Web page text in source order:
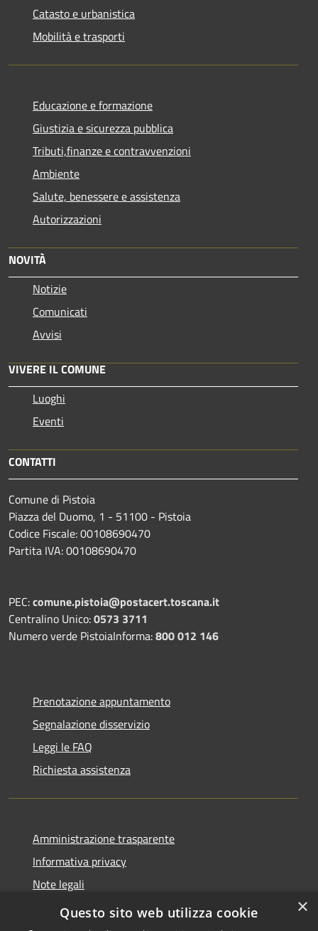
Catasto e urbanistica
Mobilità e trasporti
Educazione e formazione
Giustizia e sicurezza pubblica
Tributi,finanze e contravvenzioni
Ambiente
Salute, benessere e assistenza
Autorizzazioni
NOVITÀ
Notizie
Comunicati
Avvisi
VIVERE IL COMUNE
Luoghi
Eventi
CONTATTI
Comune di Pistoia
Piazza del Duomo, 1 - 51100 - Pistoia
Codice Fiscale: 00108690470
Partita IVA: 00108690470
PEC:comune.pistoia@postacert.toscana.it
Centralino Unico:0573 3711
Numero verde PistoiaInforma:800 012 146
Prenotazione appuntamento
Segnalazione disservizio
Leggi le FAQ
Richiesta assistenza
Amministrazione trasparente
Informativa privacy
Note legali
Dichiarazione di accessibilità
×
Questo sito web utilizza cookie